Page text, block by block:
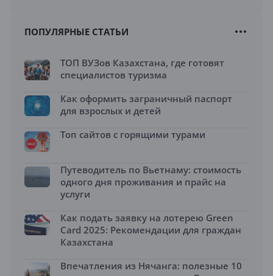
ПОПУЛЯРНЫЕ СТАТЬИ
ТОП ВУЗов Казахстана, где готовят
специалистов туризма
Как оформить заграничный паспорт
для взрослых и детей
Топ сайтов с горящими турами
Путеводитель по Вьетнаму: стоимость
одного дня проживания и прайс на
услуги
Как подать заявку на лотерею Green
Card 2025: Рекомендации для граждан
Казахстана
Впечатления из Нячанга: полезные 10